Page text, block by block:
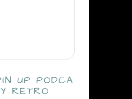
UP PODCA
RETRO